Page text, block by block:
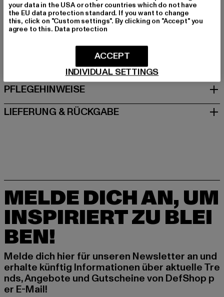
Hersteller: TB International GmbH |info@tbint.de
Dr.-Robert-Murjahn-Straße 7 | 64372 Ober-Ramstadt |
DE
GRÖSSE & PASSFORM
PFLEGEHINWEISE
LIEFERUNG & RÜCKGABE
MELDE DICH AN, UM
INSPIRIERT ZU BLEI
BEN!
Melde dich hier für unseren Newsletter an und
erhalte künftig Informationen über aktuelle Tre
nds, Angebote und Gutscheine von DefShop p
er E-Mail!
your data in the USA or other countries which do not have
the EU data protection standard. If you want to change
this, click on "Custom settings". By clicking on "Accept" you
agree to this. Data protection
INDIVIDUAL SETTINGS
ACCEPT